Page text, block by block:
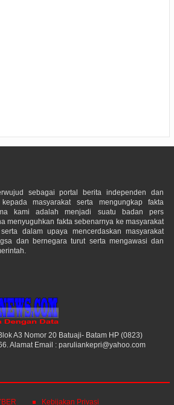
sebagai portal berita independen dan
masyarakat serta mengungkap fakta
kami adalah menjadi suatu badan pers
menyuguhkan fakta sebenarnya ke masyarakat
dalam upaya mencerdaskan masyarakat
dan bernegara turut serta mengawasi dan
A3 Nomor 20 Batuaji- Batam HP (0823)
Alamat Email : paruliankepri@yahoo.com
Kebijakan Privasi